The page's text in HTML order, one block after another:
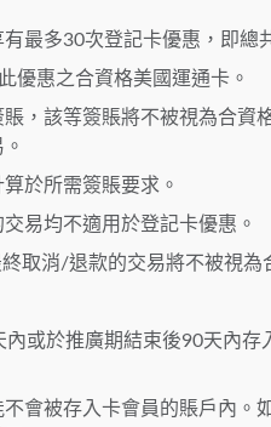
最多30次登記卡優惠，即總
優惠之合資格美國運通卡。
，該等簽賬將不被視為合資
於所需簽賬要求。
易均不適用於登記卡優惠。
取消/退款的交易將不被視為
或於推廣期結束後90天內存
會被存入卡會員的賬戶內。